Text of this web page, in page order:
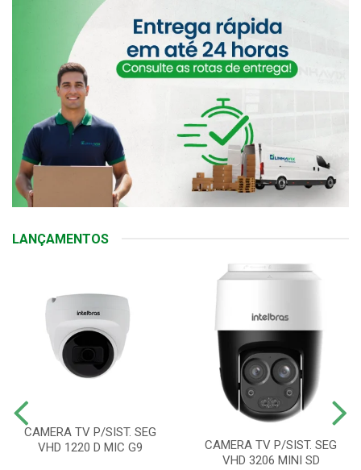
LANÇAMENTOS
CAMERA TV P/SIST. SEG
VHD 1220 D MIC G9
CAMERA TV P/SIST. SEG
VHD 3206 MINI SD